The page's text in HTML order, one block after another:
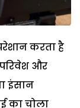
करता है
और
इंसान
का चोला